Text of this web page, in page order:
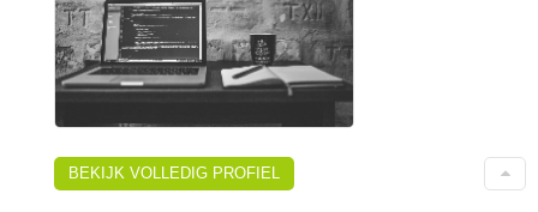
BEKIJK VOLLEDIG PROFIEL